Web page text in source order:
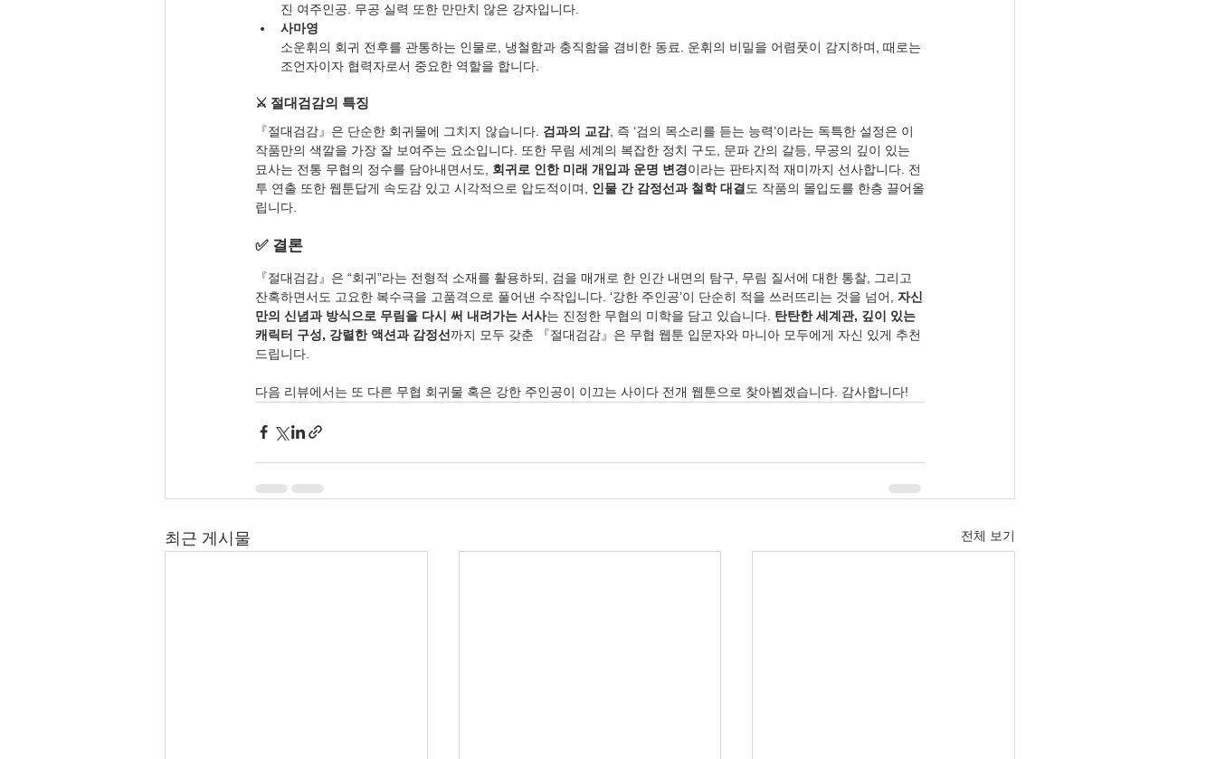
진 여주인공. 무공 실력 또한 만만치 않은 강자입니다.
사마영
소운휘의 회귀 전후를 관통하는 인물로, 냉철함과 충직함을 겸비한 동료. 운휘의 비밀을 어렴풋이 감지하며, 때로는
조언자이자 협력자로서 중요한 역할을 합니다.
⚔️ 절대검감의 특징
『절대검감』은 단순한 회귀물에 그치지 않습니다. 검과의 교감, 즉 ‘검의 목소리를 듣는 능력’이라는 독특한 설정은 이
작품만의 색깔을 가장 잘 보여주는 요소입니다. 또한 무림 세계의 복잡한 정치 구도, 문파 간의 갈등, 무공의 깊이 있는
묘사는 전통 무협의 정수를 담아내면서도, 회귀로 인한 미래 개입과 운명 변경이라는 판타지적 재미까지 선사합니다. 전
투 연출 또한 웹툰답게 속도감 있고 시각적으로 압도적이며, 인물 간 감정선과 철학 대결 도 작품의 몰입도를 한층 끌어올
립니다.
✅ 결론
『절대검감』은 “회귀”라는 전형적 소재를 활용하되, 검을 매개로 한 인간 내면의 탐구, 무림 질서에 대한 통찰, 그리고
잔혹하면서도 고요한 복수극을 고품격으로 풀어낸 수작입니다. ‘강한 주인공’이 단순히 적을 쓰러뜨리는 것을 넘어, 자신
만의 신념과 방식으로 무림을 다시 써 내려가는 서사는 진정한 무협의 미학을 담고 있습니다. 탄탄한 세계관, 깊이 있는
캐릭터 구성, 강렬한 액션과 감정선 까지 모두 갖춘 『절대검감』은 무협 웹툰 입문자와 마니아 모두에게 자신 있게 추천
드립니다.
다음 리뷰에서는 또 다른 무협 회귀물 혹은 강한 주인공이 이끄는 사이다 전개 웹툰으로 찾아뵙겠습니다. 감사합니다!
최근 게시물 전체 보기